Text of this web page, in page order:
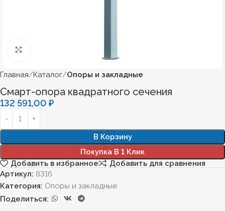
Главная Каталог Опоры и закладные
Смарт-опора квадратного сечения
132 591,00 ₽
В Корзину
Покупка В 1 Клик
Добавить в избранное
Добавить для сравнения
Артикул: 8316
Категория: Опоры и закладные
Поделиться: